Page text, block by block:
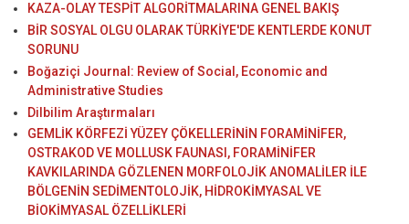
KAZA-OLAY TESPİT ALGORİTMALARINA GENEL BAKIŞ
BİR SOSYAL OLGU OLARAK TÜRKİYE'DE KENTLERDE KONUT
SORUNU
Boğaziçi Journal: Review of Social, Economic and
Administrative Studies
Dilbilim Araştırmaları
GEMLİK KÖRFEZİ YÜZEY ÇÖKELLERİNİN FORAMİNİFER,
OSTRAKOD VE MOLLUSK FAUNASI, FORAMİNİFER
KAVKILARINDA GÖZLENEN MORFOLOJİK ANOMALİLER İLE
BÖLGENİN SEDİMENTOLOJİK, HİDROKİMYASAL VE
BİOKİMYASAL ÖZELLİKLERİ